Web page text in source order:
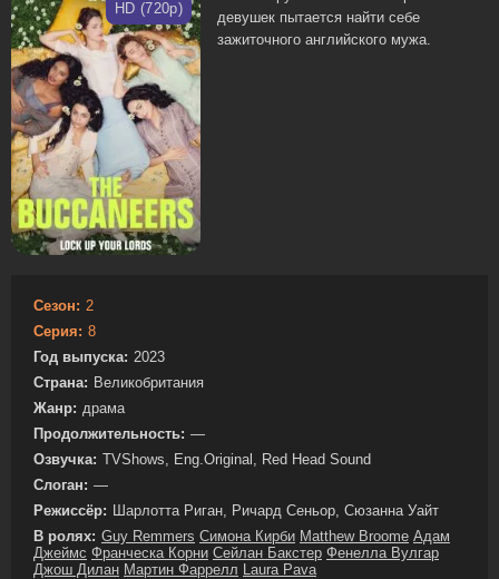
HD (720p)
девушек пытается найти себе
зажиточного английского мужа.
Сезон: 2
Серия: 8
Год выпуска: 2023
Страна: Великобритания
Жанр: драма
Продолжительность: —
Озвучка: TVShows, Eng.Original, Red Head Sound
Слоган: —
Режиссёр:
Шарлотта Риган, Ричард Сеньор, Сюзанна Уайт
В ролях: Guy Remmers Симона Кирби Matthew Broome Адам
Джеймс Франческа Корни Сейлан Бакстер Фенелла Вулгар
Джош Дилан Мартин Фаррелл Laura Pava